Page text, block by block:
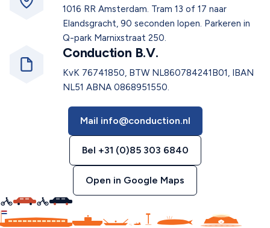
1016 RR Amsterdam. Tram 13 of 17 naar
Elandsgracht, 90 seconden lopen. Parkeren in
Q-park Marnixstraat 250.
Conduction B.V.
KvK 76741850, BTW NL860784241B01, IBAN
NL51 ABNA 0868951550.
Mail info@conduction.nl
Bel +31 (0)85 303 6840
Open in Google Maps
C